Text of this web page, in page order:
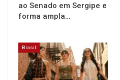
ao Senado em Sergipe e
forma ampla…
Brasil